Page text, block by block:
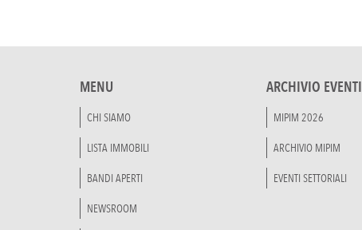
MENU
CHI SIAMO
LISTA IMMOBILI
BANDI APERTI
NEWSROOM
ARCHIVIO EVENTI
MIPIM 2026
ARCHIVIO MIPIM
EVENTI SETTORIALI